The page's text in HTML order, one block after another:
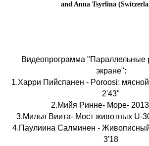
and Anna Tsyrlina
Видеопрограмма "Параллельные
экране":
1.Харри Пийспанен - Poroosi:
2'43"
2.Мийя Ринне- Море-
3.Милья Виита- Мост животных U-
4.Паулиина Салминен -
3'18